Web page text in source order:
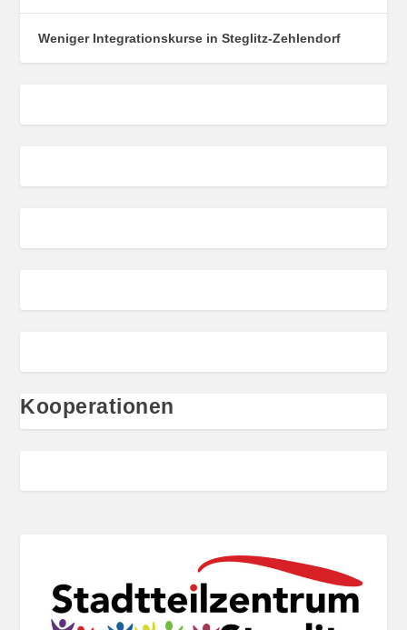
Weniger Integrationskurse in Steglitz-Zehlendorf
Kooperationen